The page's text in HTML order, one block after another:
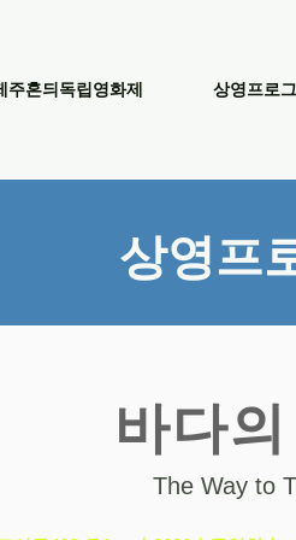
주혼듸독립영화제 상영프로
상영프
바다
The Way to